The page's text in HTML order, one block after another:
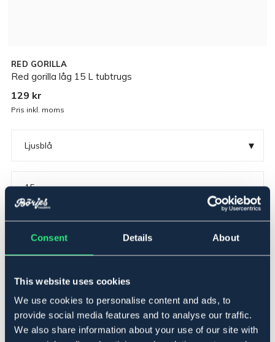
Consent Details About
This website uses cookies
We use cookies to personalise content and ads, to
provide social media features and to analyse our traffic.
We also share information about your use of our site with
RED GORILLA
Red gorilla låg 15 L tubtrugs
129 kr
Pris inkl. moms
Ljusblå ▾
15
I lager
Produktbeskrivning
Användbara till det mesta, på arbetet, i hemmet och